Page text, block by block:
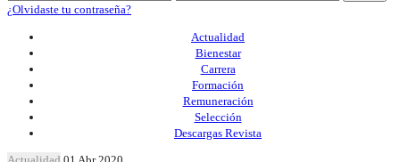
¿Olvidaste tu contraseña?
Actualidad
Bienestar
Carrera
Formación
Remuneración
Selección
Descargas Revista